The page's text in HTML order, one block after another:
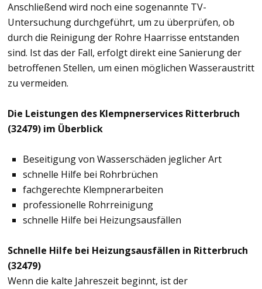
Anschließend wird noch eine sogenannte TV-
Untersuchung durchgeführt, um zu überprüfen, ob
durch die Reinigung der Rohre Haarrisse entstanden
sind. Ist das der Fall, erfolgt direkt eine Sanierung der
betroffenen Stellen, um einen möglichen Wasseraustritt
zu vermeiden.
Die Leistungen des Klempnerservices Ritterbruch
(32479) im Überblick
Beseitigung von Wasserschäden jeglicher Art
schnelle Hilfe bei Rohrbrüchen
fachgerechte Klempnerarbeiten
professionelle Rohrreinigung
schnelle Hilfe bei Heizungsausfällen
Schnelle Hilfe bei Heizungsausfällen in Ritterbruch
(32479)
Wenn die kalte Jahreszeit beginnt, ist der